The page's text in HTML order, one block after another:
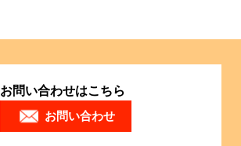
お問い合わせはこちら
お問い合わせ